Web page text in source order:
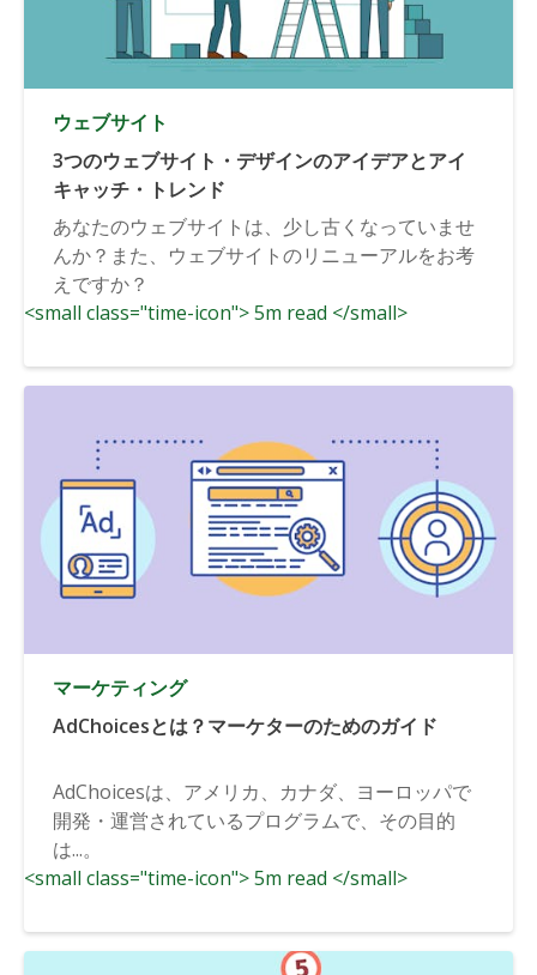
ウェブサイト
3つのウェブサイト・デザインのアイデアとアイ
キャッチ・トレンド
あなたのウェブサイトは、少し古くなっていませ
んか？また、ウェブサイトのリニューアルをお考
えですか？
<small class="time-icon"> 5m read </small>
マーケティング
AdChoicesとは？マーケターのためのガイド
AdChoicesは、アメリカ、カナダ、ヨーロッパで
開発・運営されているプログラムで、その目的
は...。
<small class="time-icon"> 5m read </small>